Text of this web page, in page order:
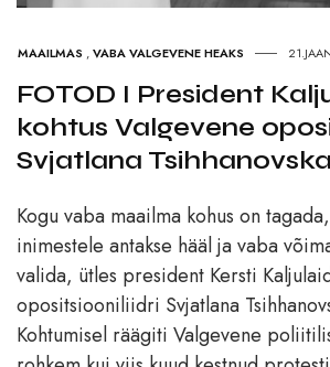
MAAILMAS ,VABA VALGEVENE HEAKS
FOTOD I President
kohtus Valgevene
Svjatlana
Kogu vaba maailma kohus on
inimestele antakse hääl ja vaba
valida, ütles president Kersti
opositsiooniliidri Svjatlana
Kohtumisel räägiti Valgevene